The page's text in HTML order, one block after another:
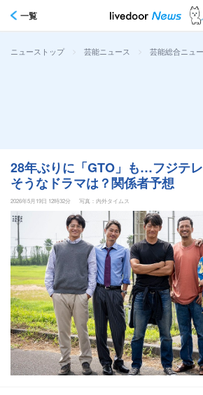
一覧
ニューストップ > 芸能ニュース > 芸能総合ニュ
28年ぶりに「GTO」も…フジテ
そうなドラマは？関係者予想
2026年5月19日 12時32分 写真：内外タイムス